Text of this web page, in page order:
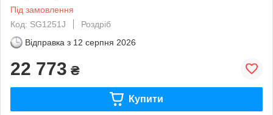
Під замовлення
Код: SG1251J
Роздріб
Відправка з 12 серпня 2026
22 773 ₴
Купити